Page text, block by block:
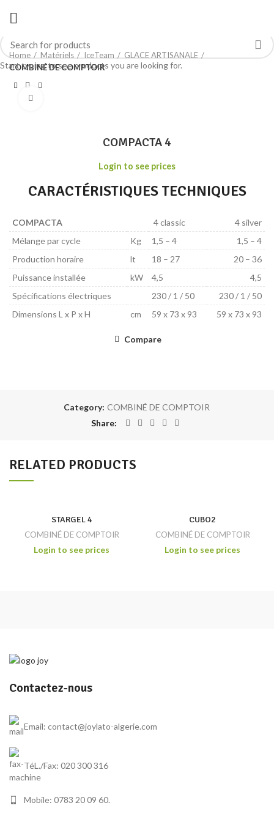
Home Matériels IceTeam
GLACE ARTISANALE
COMBINÉ DE COMPTOIR
COMPACTA 4
Login to see prices
CARACTÉRISTIQUES TECHNIQUES
COMPACTA 4 classic
4 silver
Mélange par cycle
Kg 1,5 – 4
1,5 – 4
Production horaire
lt 18 – 27
20 – 36
Puissance installée
kW 4,5
4,5
Spécifications électriques
230 / 1 / 50
230 / 1 / 50
Dimensions L x P x H
cm 59 x 73 x 93 59 x 73 x 93
Compare
Category: COMBINÉ DE COMPTOIR
Share
RELATED PRODUCTS
STARGEL 4
COMBINÉ DE COMPTOIR
Login to see prices
CUBO2
COMBINÉ DE COMPTOIR
Login to see prices
Contactez-nous
Email: contact@joylato-algerie.com
TéL./Fax: 020 300 316
Mobile: 0783 20 09 60.
Start typing to see products you are looking for.